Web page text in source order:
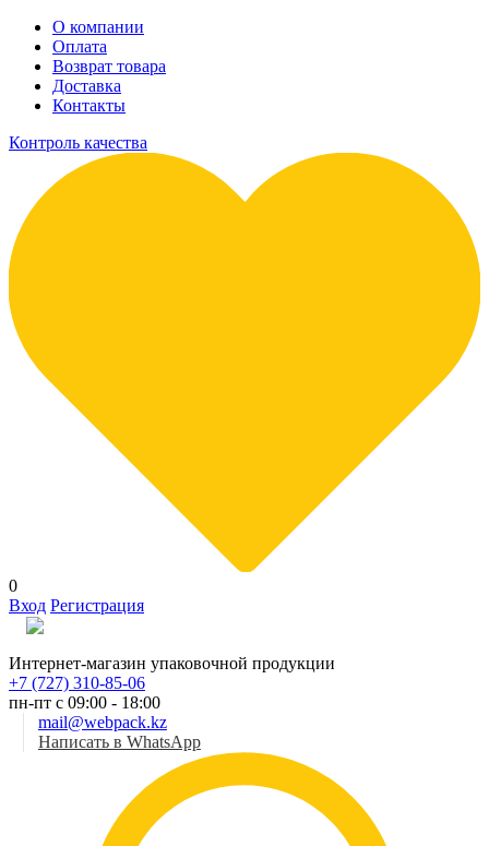
О компании
Оплата
Возврат товара
Доставка
Контакты
Контроль качества
0
Вход Регистрация
Интернет-магазин упаковочной продукции
+7 (727) 310-85-06
пн-пт с 09:00 - 18:00
mail@webpack.kz
Написать в WhatsApp